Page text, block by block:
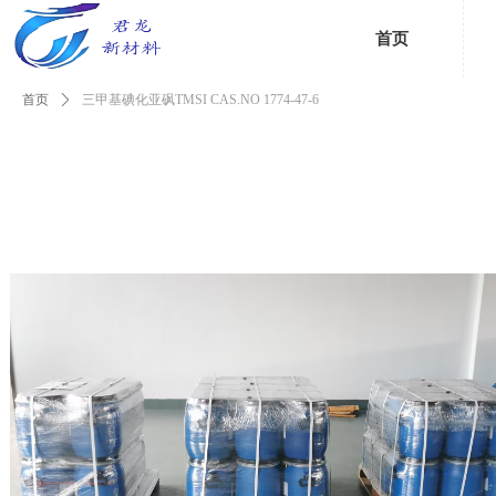
首页
首页 ꄲ 三甲基碘化亚砜TMSI CAS.NO 1774-47-6